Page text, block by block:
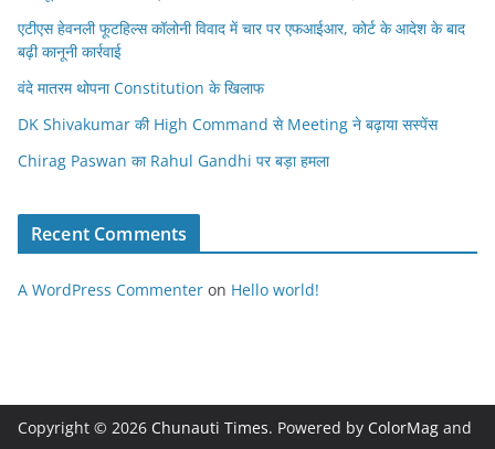
एटीएस हेवनली फूटहिल्स कॉलोनी विवाद में चार पर एफआईआर, कोर्ट के आदेश के बाद
बढ़ी कानूनी कार्रवाई
वंदे मातरम थोपना Constitution के खिलाफ
DK Shivakumar की High Command से Meeting ने बढ़ाया सस्पेंस
Chirag Paswan का Rahul Gandhi पर बड़ा हमला
Recent Comments
A WordPress Commenter on Hello world!
Copyright © 2026 Chunauti Times. Powered by ColorMag and